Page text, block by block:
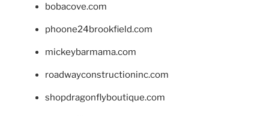
bobacove.com
phoone24brookfield.com
mickeybarmama.com
roadwayconstructioninc.com
shopdragonflyboutique.com